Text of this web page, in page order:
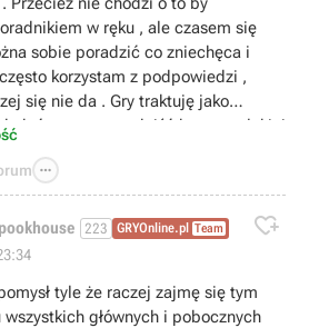
w ręku , ale czasem się
sobie poradzić co zniechęca i
korzystam z podpowiedzi ,
się nie da . Gry traktuję jako
którego muszę dojść bez wszelakiej
grę kupiłem , zapłaciłem , więc to
bawię . Z drugiej strony , jeśli ktoś
przejść całą grę z poradnikiem non
i to mu odpowiada , to czy jakiś
" psucie zabawy " ? . Przecież
chcesz to nie korzystaj , a jeśli ktoś
, to jego prywatna sprawa .

223 GRYOnline.pl Team 
tyle że raczej zajmę się tym
głównych i pobocznych